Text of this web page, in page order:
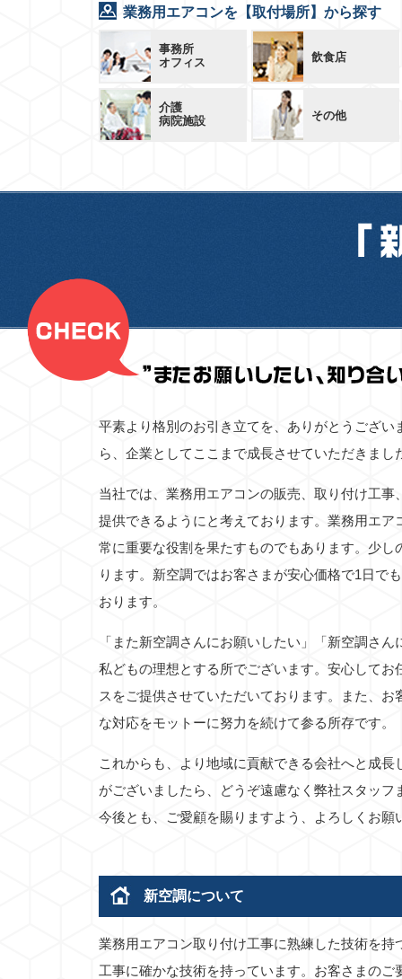
業務用エアコンを【取付場所】から探す
事務所
オフィス
飲食店
介護
病院施設
その他
平素より格別のお引き立てを、ありがとうござ
ら、企業としてここまで成長させていただきまし
当社では、業務用エアコンの販売、取り付け工
提供できるようにと考えております。業務用エ
常に重要な役割を果たすものでもあります。少
ります。新空調ではお客さまが安心価格で1日で
おります。
「また新空調さんにお願いしたい」「新空調さ
私どもの理想とする所でございます。安心して
スをご提供させていただいております。また、
な対応をモットーに努力を続けて参る所存です。
これからも、より地域に貢献できる会社へと成
がございましたら、どうぞ遠慮なく弊社スタッ
今後とも、ご愛顧を賜りますよう、よろしくお願
新空調について
業務用エアコン取り付け工事に熟練した技術を
工事に確かな技術を持っています。お客さまの